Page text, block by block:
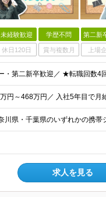
未経験歓迎 学歴不問 第二新
休日120日 賞与複数月 上場
求人を見る